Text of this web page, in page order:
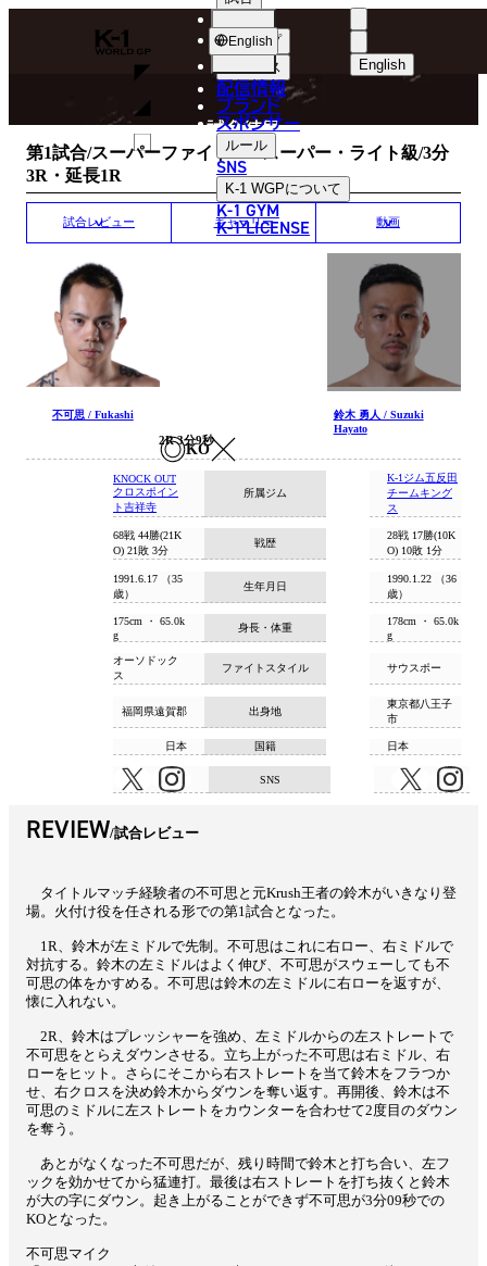
K-
WGP
English
ショップ
ニュース
配信情報
ブランド
スポンサー
ルール
SNS
K-1 WGPについて
K-1 GYM
K-1 LICENSE
English
MATCH RESULT
試合結果
第1試合/スーパーファイト/K-1スーパー・ライト級/3分
3R・延長1R
試合レビュー ギャラリー 動画
不可思 / Fukashi
KO
2R 3分9秒
鈴木 勇人 / Suzuki
Hayato
所属ジム
KNOCK OUT
クロスポイン
ト吉祥寺
K-1ジム五反田
チームキング
ス
戦歴
68戦 44勝(21K
O) 21敗 3分
28戦 17勝(10K
O) 10敗 1分
生年月日
1991.6.17 （35
歳）
1990.1.22 （36
歳）
身長・体重
175cm ・ 65.0k
g
178cm ・ 65.0k
g
ファイトスタイル
オーソドック
ス
サウスポー
出身地
福岡県遠賀郡
東京都八王子
市
国籍
日本 日本
SNS
REVIEW 試合レビュー
タイトルマッチ経験者の不可思と元Krush王者の鈴木がいきなり登
場。火付け役を任される形での第1試合となった。
1R、鈴木が左ミドルで先制。不可思はこれに右ロー、右ミドルで
対抗する。鈴木の左ミドルはよく伸び、不可思がスウェーしても不
可思の体をかすめる。不可思は鈴木の左ミドルに右ローを返すが、
懐に入れない。
2R、鈴木はプレッシャーを強め、左ミドルからの左ストレートで
不可思をとらえダウンさせる。立ち上がった不可思は右ミドル、右
ローをヒット。さらにそこから右ストレートを当て鈴木をフラつか
せ、右クロスを決め鈴木からダウンを奪い返す。再開後、鈴木は不
可思のミドルに左ストレートをカウンターを合わせて2度目のダウン
を奪う。
あとがなくなった不可思だが、残り時間で鈴木と打ち合い、左フ
ックを効かせてから猛連打。最後は右ストレートを打ち抜くと鈴木
が大の字にダウン。起き上がることができず不可思が3分09秒での
KOとなった。
不可思マイク